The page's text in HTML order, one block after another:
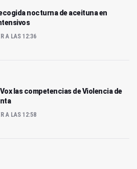
nocturna de aceituna en
A LAS 12:36
las competencias de Violencia de
A LAS 12:58